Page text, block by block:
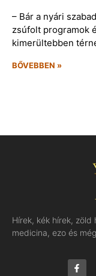
– Bár a nyári
zsúfolt programok
kimerültebben
BŐVEBBEN »
Hírek, kék hírek,
medicina, ezo és